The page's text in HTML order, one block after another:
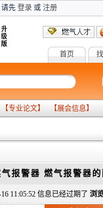
先 登录或 注册
首页
燃气设备
专业论文】 【展会信息】
报警器 燃气报警器
16 11:05:52 信息已经过期了 浏